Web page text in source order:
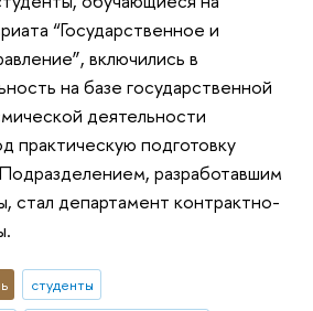
“Государственное и
включились в
на базе государственной
деятельности
практическую подготовку
разработавшим
стал департамент контрактно-
студенты